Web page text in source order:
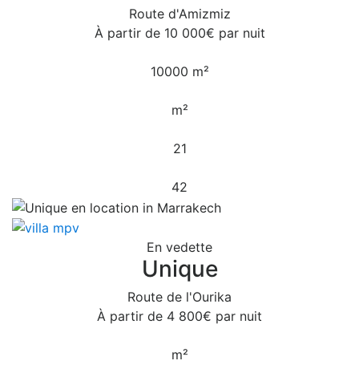
Route d'Amizmiz
À partir de 10 000€ par nuit
10000 m²
m²
21
42
En vedette
Unique
Route de l'Ourika
À partir de 4 800€ par nuit
m²